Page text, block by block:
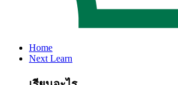
Home
Next Learn